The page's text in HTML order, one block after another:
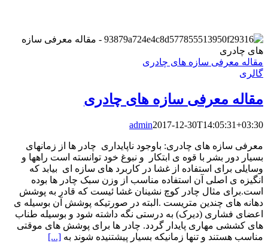
مقاله معرفی سازه های چادری
گالری
مقاله معرفی سازه های چادری
admin2017-12-30T14:05:31+03:30
معرفی سازه های چادری: باوجود ناپایداری چادر ها از زمانهای
بسیار دور بشر با قوه ی ابتکار و نبوغ خود توانسته است راهها و
وسایلی برای استفاده از غشا در کاربرد های سازه ای بیابد که
انگیزه ی اصلی آن استفاده مناسب از وزن سبک چادر ها بوده
است.برای مثال چادر کوچ نشینان غشا ئیست که قادر به پوشش
دهانه های چندین متریست .البته در صورتیکه پوشش آن بوسیله ی
اعضای فشاری (دیرک) به درستی نگه داشته شود و بوسیله طناب
های کششی مهاری پایدار گردد. چادر ها برای پوشش های موقتی
مناسب هستند و تنها زمانیکه بسیار پیشتنیده شوند به [...]